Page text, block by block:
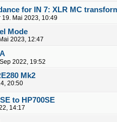
for IN 7: XLR MC
19. Mai 2023, 10:49
Mode
2023, 12:47
2022, 19:52
Mk2
20:50
to HP700SE
14:17